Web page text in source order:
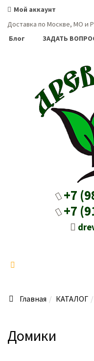
Мой аккаунт
Доставка по Москве, МО и
Блог
ЗАДАТЬ
+7
+7
Главная КАТАЛОГ
Домики